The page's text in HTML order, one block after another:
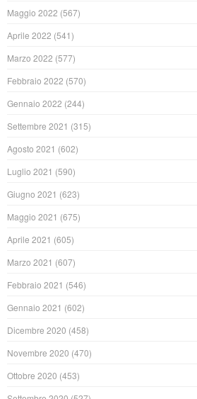
Maggio 2022 (567)
Aprile 2022 (541)
Marzo 2022 (577)
Febbraio 2022 (570)
Gennaio 2022 (244)
Settembre 2021 (315)
Agosto 2021 (602)
Luglio 2021 (590)
Giugno 2021 (623)
Maggio 2021 (675)
Aprile 2021 (605)
Marzo 2021 (607)
Febbraio 2021 (546)
Gennaio 2021 (602)
Dicembre 2020 (458)
Novembre 2020 (470)
Ottobre 2020 (453)